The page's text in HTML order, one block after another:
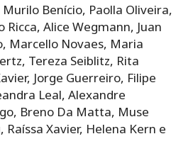
Benício, Paolla Oliveira,
Ricca, Alice Wegmann, Juan
Marcello Novaes, Maria
Tereza Seiblitz, Rita
Jorge Guerreiro, Filipe
Leal, Alexandre
Breno Da Matta, Muse
Xavier, Helena Kern e